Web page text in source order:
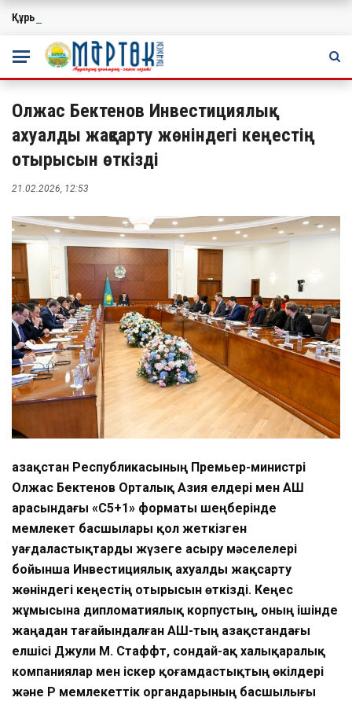
МАҢЫЗДЫ
Құрылтай сайлауы: өңірлерде саяси күнтәртібі қалай
Олжас Бектенов Инвестициялық
ахуалды жақсарту жөніндегі кеңестің
отырысын өткізді
21.02.2026, 12:53
Қазақстан Республикасының Премьер-министрі
Олжас Бектенов Орталық Азия елдері мен АҚШ
арасындағы «С5+1» форматы шеңберінде
мемлекет басшылары қол жеткізген
уағдаластықтарды жүзеге асыру мәселелері
бойынша Инвестициялық ахуалды жақсарту
жөніндегі кеңестің отырысын өткізді. Кеңес
жұмысына дипломатиялық корпустың, оның ішінде
жаңадан тағайындалған АҚШ-тың Қазақстандағы
елшісі Джули М. Стаффт, сондай-ақ халықаралық
компаниялар мен іскер қоғамдастықтың өкілдері
және ҚР мемлекеттік органдарының басшылығы